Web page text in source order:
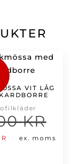
VIT LÅG
KR
Det
ex. moms